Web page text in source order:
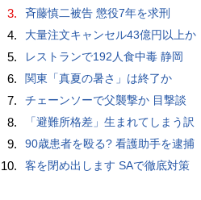
3. 斉藤慎二被告 懲役7年を求刑
4. 大量注文キャンセル43億円以上か
5. レストランで192人食中毒 静岡
6. 関東「真夏の暑さ」は終了か
7. チェーンソーで父襲撃か 目撃談
8. 「避難所格差」生まれてしまう訳
9. 90歳患者を殴る? 看護助手を逮捕
10. 客を閉め出します SAで徹底対策